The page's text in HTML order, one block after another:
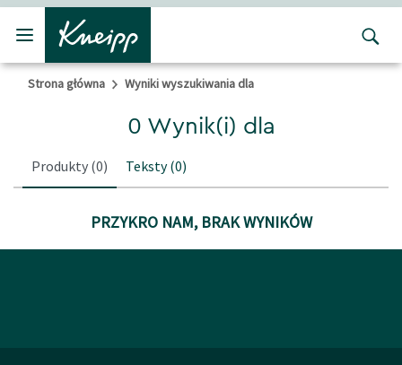
Przejdź do głównego menu
Przejdź do stopki
Strona główna Wyniki wyszukiwania dla
0 Wynik(i) dla
Produkty (0) Teksty(0)
PRZYKRO NAM, BRAK WYNIKÓW